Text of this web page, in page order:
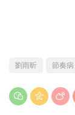
劉雨昕 節奏病